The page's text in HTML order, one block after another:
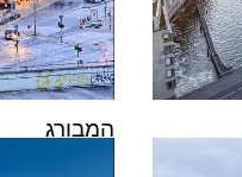
המבורג